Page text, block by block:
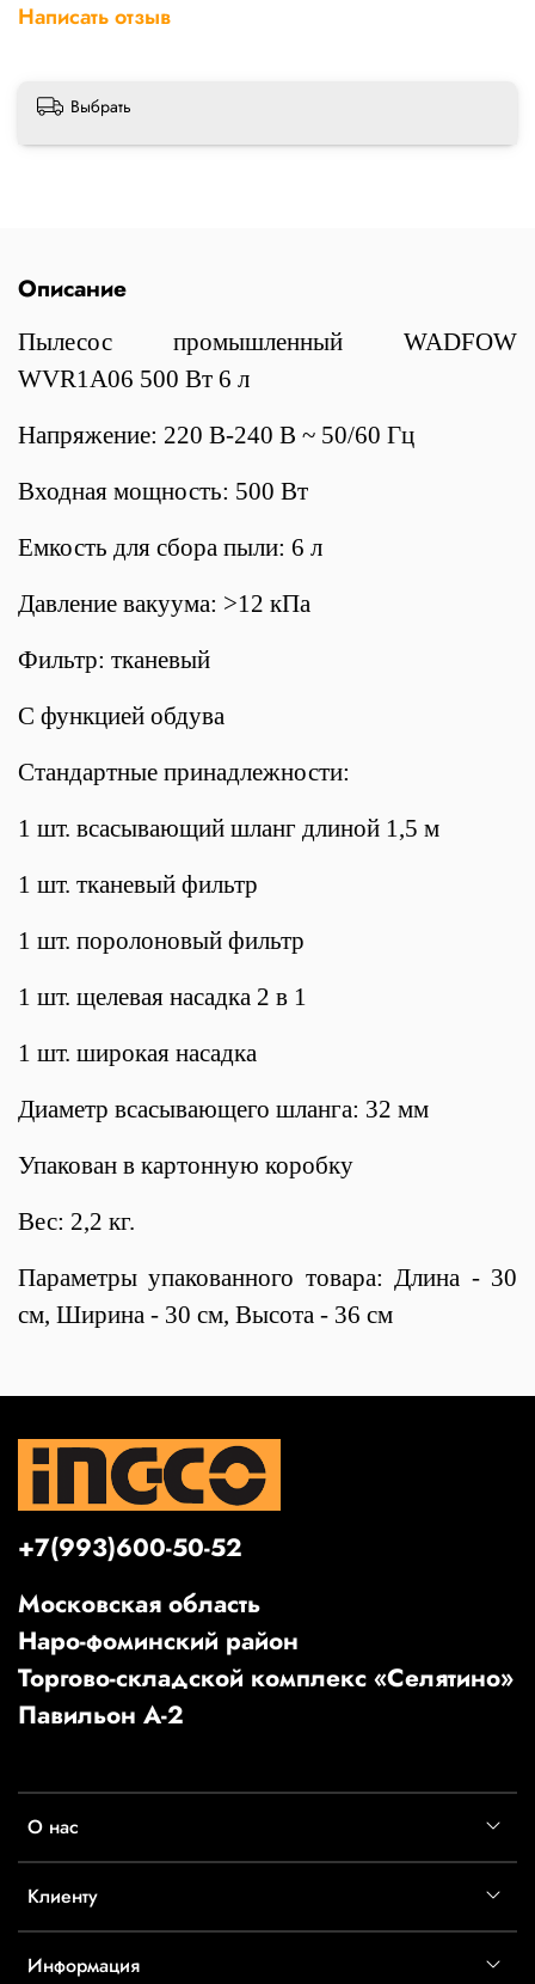
Написать отзыв
Выбрать
Описание
Пылесос промышленный WADFOW
WVR1A06 500 Вт 6 л
Напряжение: 220 В-240 В ~ 50/60 Гц
Входная мощность: 500 Вт
Емкость для сбора пыли: 6 л
Давление вакуума: >12 кПа
Фильтр: тканевый
С функцией обдува
Стандартные принадлежности:
1 шт. всасывающий шланг длиной 1,5 м
1 шт. тканевый фильтр
1 шт. поролоновый фильтр
1 шт. щелевая насадка 2 в 1
1 шт. широкая насадка
Диаметр всасывающего шланга: 32 мм
Упакован в картонную коробку
Вес: 2,2 кг.
Параметры упакованного товара: Длина - 30
см, Ширина - 30 см, Высота - 36 см
О нас
Клиенту
Информация
+7(993)600-50-52
Московская область
Наро-фоминский район
Торгово-складской комплекс «Селятино»
Павильон А-2